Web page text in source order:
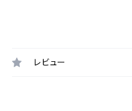
レビュー